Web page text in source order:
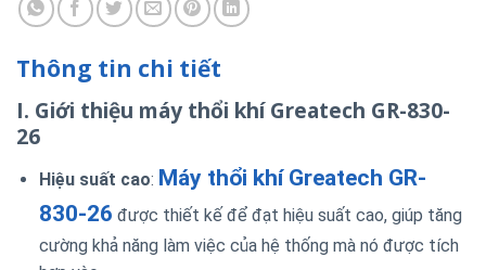
Thông tin chi tiết
I. Giới thiệu máy thổi khí Greatech GR-830-
26
Hiệu suất cao: Máy thổi khí Greatech GR-
830-26 được thiết kế để đạt hiệu suất cao, giúp tăng
cường khả năng làm việc của hệ thống mà nó được tích